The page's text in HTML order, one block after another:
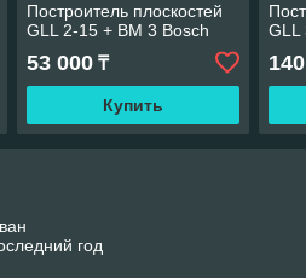
Построитель плоскостей
GLL 2-15 + BM 3 Bosch
53 000₸
Купить
GLL
год